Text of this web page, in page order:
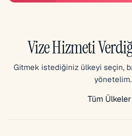
Vize Hizmeti
Gitmek istediğiniz ülkeyi seçin,
yönetelim.
Tüm Ülkeler